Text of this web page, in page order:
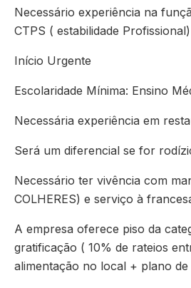
Necessário experiência na
CTPS ( estabilidade Profissional)
Início Urgente
Escolaridade Mínima: Ensino
Necessária experiência em
Será um diferencial se for
Necessário ter vivência com
COLHERES) e serviço à
A empresa oferece piso da
gratificação ( 10% de rateios
alimentação no local + plano de